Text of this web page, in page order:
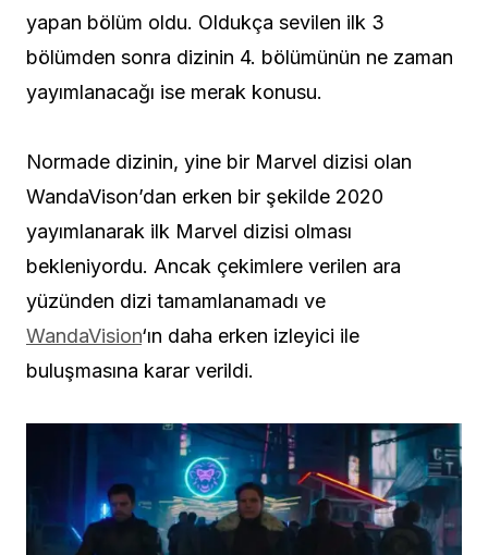
yapan bölüm oldu. Oldukça sevilen ilk 3
bölümden sonra dizinin 4. bölümünün ne zaman
yayımlanacağı ise merak konusu.
Normade dizinin, yine bir Marvel dizisi olan
WandaVison’dan erken bir şekilde 2020
yayımlanarak ilk Marvel dizisi olması
bekleniyordu. Ancak çekimlere verilen ara
yüzünden dizi tamamlanamadı ve
WandaVision‘ın daha erken izleyici ile
buluşmasına karar verildi.